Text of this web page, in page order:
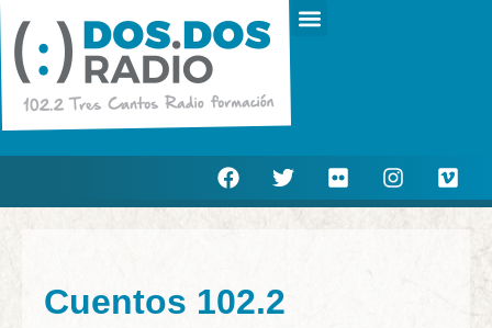
Cuentos 102.2